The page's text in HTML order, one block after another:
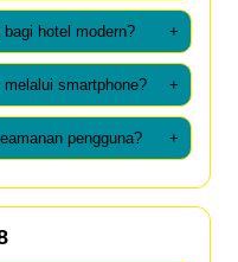
hotel modern? +
smartphone? +
pengguna? +